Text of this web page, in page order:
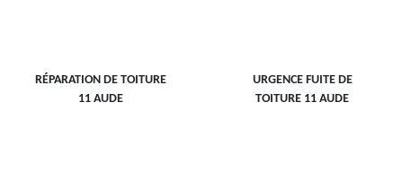
RÉPARATION DE TOITURE
11 AUDE
URGENCE FUITE DE
TOITURE 11 AUDE